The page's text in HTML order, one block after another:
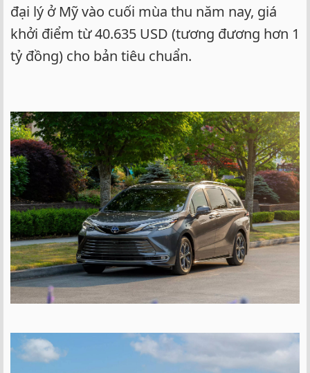
đại lý ở Mỹ vào cuối mùa thu năm nay, giá
khởi điểm từ 40.635 USD (tương đương hơn 1
tỷ đồng) cho bản tiêu chuẩn.